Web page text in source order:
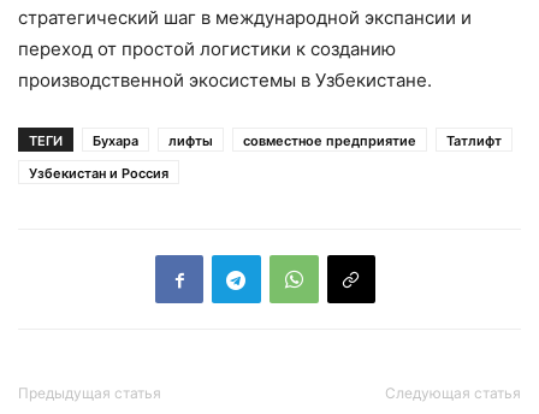
стратегический шаг в международной экспансии и
переход от простой логистики к созданию
производственной экосистемы в Узбекистане.
ТЕГИ Бухара лифты совместное предприятие
Татлифт
Узбекистан и Россия
Предыдущая статья Следующая статья